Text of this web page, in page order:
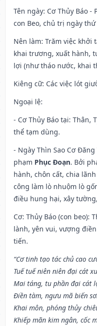
Tên ngày: Cơ Thủy Báo -
con Beo, chủ trị ngày thứ
Nên làm: Trăm việc khởi
khai trương, xuất hành,
lợi (như tháo nước, khai
Kiêng cữ: Các việc lót
Ngoại lệ:
- Cơ Thủy Báo tại: Thân,
thể tạm dùng.
- Ngày Thìn Sao Cơ
phạm Phục Đoạn. Bởi
hành, chôn cất, chia
công làm lò nhuộm lò
điều hung hại, xây
Cơ: Thủy Báo (con beo):
lành, yên vui, vượng
tiến.
“Cơ tinh tạo tác chủ cao
Tuế tuế niên niên đại cát
Mai táng, tu phần đại cát
Điền tàm, ngưu mã biến
Khai môn, phóng thủy
Khiếp mãn kim ngân, cốc